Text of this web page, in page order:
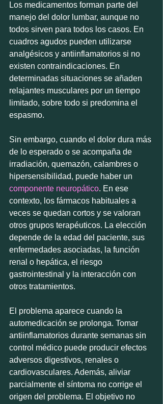
Los medicamentos forman parte del
manejo del dolor lumbar, aunque no
todos sirven para todos los casos. En
cuadros agudos pueden utilizarse
analgésicos y antiinflamatorios si no
existen contraindicaciones. En
determinadas situaciones se añaden
relajantes musculares por un tiempo
limitado, sobre todo si predomina el
espasmo.
Sin embargo, cuando el dolor dura más
de lo esperado o se acompaña de
irradiación, quemazón, calambres o
hipersensibilidad, puede haber un
componente neuropático. En ese
contexto, los fármacos habituales a
veces se quedan cortos y se valoran
otros grupos terapéuticos. La elección
depende de la edad del paciente, sus
enfermedades asociadas, la función
renal o hepática, el riesgo
gastrointestinal y la interacción con
otros tratamientos.
El problema aparece cuando la
automedicación se prolonga. Tomar
antiinflamatorios durante semanas sin
control médico puede producir efectos
adversos digestivos, renales o
cardiovasculares. Además, aliviar
parcialmente el síntoma no corrige el
origen del problema. El objetivo no